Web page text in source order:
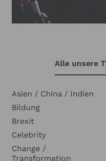
Alle unsere
Asien / China / Indien
Bildung
Brexit
Celebrity
Change /
Transformation